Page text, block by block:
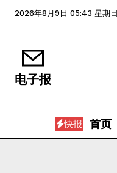
2026年8月9日 05:43 星期日
电子报
快报 首页